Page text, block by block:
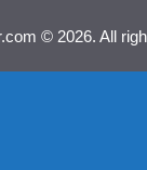
© 2026. All